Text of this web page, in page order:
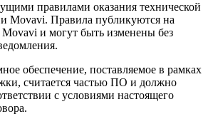
правилами оказания технической
Movavi. Правила публикуются на
и могут быть изменены без
обеспечение, поставляемое в рамках
считается частью ПО и должно
с условиями настоящего